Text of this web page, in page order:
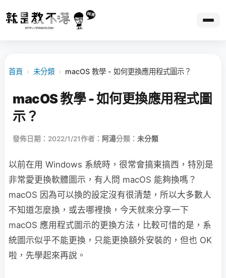
首頁 › 未分類 › macOS 教學 - 如何更換應用程式圖示？
macOS 教學 - 如何更換應用程式圖
示？
發佈日期：2022/1/21作者： 阿湯分類： 未分類
以前在用 Windows 系統時，很常會搞東搞西，特別是
非常愛更換軟體圖示，有人問 macOS 能夠換嗎？
macOS 因為可以換的設定沒有很清楚，所以大多數人
不知道怎麼換，或去哪裡換，今天就來分享一下
macOS 應用程式圖示的更換方法，比較可惜的是，系
統圖示似乎不能更換，只能更換額外安裝的，但也 OK
啦，先學起來再說。